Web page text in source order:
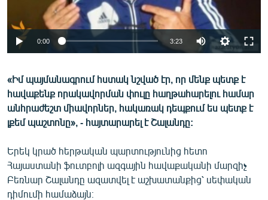
ՄԵԿՆԱԲԱՆՈՒԹՅՈՒՆ
ՏՏ ԵՒ ԻՆՏԵՐՆԵՏ
ԿՈՐՈՆԱՎԻՐՈՒՍ
ԱՐԽԻՎ
ՏԵՍԱՆՅՈՒԹԵՐ
ՁԳՏԵԼՈՎ ԼԱՎԱԳՈՒՅՆԻՆ
ՓՈԴՔԱՍԹ
0:00 3:23
«Իմ պայմանագրում հստակ նշված էր, որ մենք պետք է
հավաքենք որակավորման փուլը հաղթահարելու համար
անհրաժեշտ միավորներ, հակառակ դեպքում ես պետք է
լքեմ պաշտոնը», - հայտարարել է Շալանդը:
Երեկ կրած հերթական պարտությունից հետո
Հայաստանի ֆուտբոլի ազգային հավաքականի մարզիչ
Բեռնար Շալանդը ազատվել է աշխատանքից՝ սեփական
դիմումի համաձայն։